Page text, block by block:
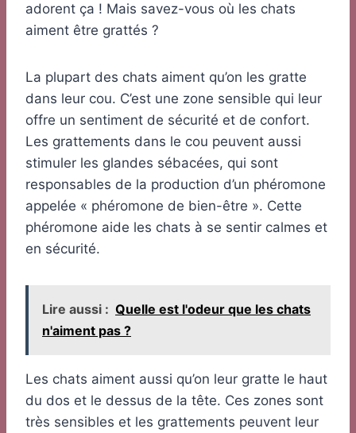
adorent ça ! Mais savez-vous où les chats
aiment être grattés ?
La plupart des chats aiment qu’on les gratte
dans leur cou. C’est une zone sensible qui leur
offre un sentiment de sécurité et de confort.
Les grattements dans le cou peuvent aussi
stimuler les glandes sébacées, qui sont
responsables de la production d’un phéromone
appelée « phéromone de bien-être ». Cette
phéromone aide les chats à se sentir calmes et
en sécurité.
Lire aussi : Quelle est l'odeur que les chats
n'aiment pas ?
Les chats aiment aussi qu’on leur gratte le haut
du dos et le dessus de la tête. Ces zones sont
très sensibles et les grattements peuvent leur